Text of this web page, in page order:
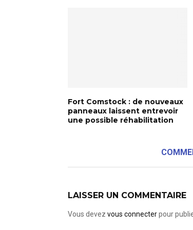
Fort Comstock : de nouveaux
panneaux laissent entrevoir
une possible réhabilitation
LAISSER UN COMMENTAIRE
Vous devez vous connecterpour